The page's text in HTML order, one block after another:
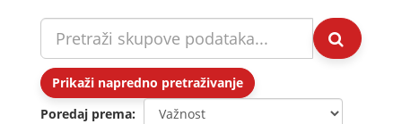
Prikaži napredno pretraživanje
Poredaj prema